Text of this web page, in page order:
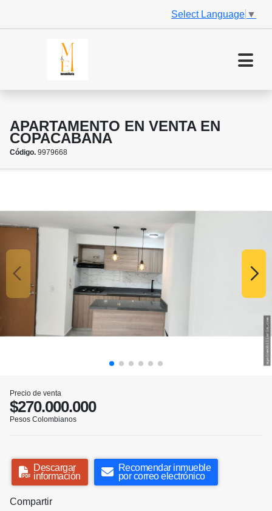
Select Language ▼
APARTAMENTO EN VENTA EN
COPACABANA
Código. 9979668
Precio de venta
$270.000.000
Pesos Colombianos
Descargar
información
Recomendar inmueble
por correo electrónico
Compartir